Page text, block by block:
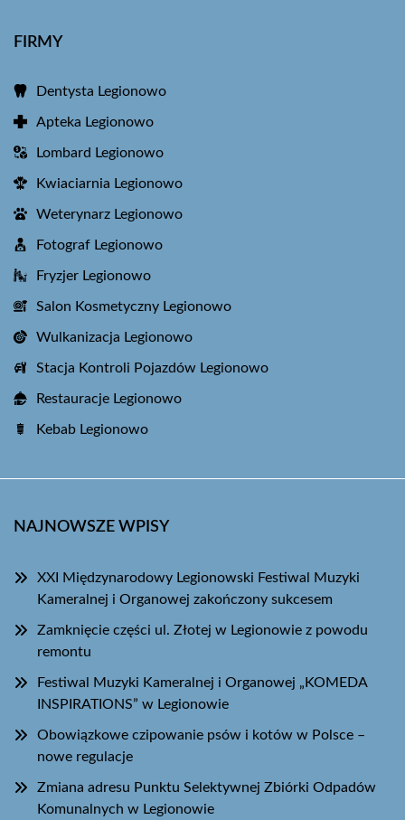
FIRMY
Dentysta Legionowo
Apteka Legionowo
Lombard Legionowo
Kwiaciarnia Legionowo
Weterynarz Legionowo
Fotograf Legionowo
Fryzjer Legionowo
Salon Kosmetyczny Legionowo
Wulkanizacja Legionowo
Stacja Kontroli Pojazdów Legionowo
Restauracje Legionowo
Kebab Legionowo
NAJNOWSZE WPISY
XXI Międzynarodowy Legionowski Festiwal Muzyki
Kameralnej i Organowej zakończony sukcesem
Zamknięcie części ul. Złotej w Legionowie z powodu
remontu
Festiwal Muzyki Kameralnej i Organowej „KOMEDA
INSPIRATIONS” w Legionowie
Obowiązkowe czipowanie psów i kotów w Polsce –
nowe regulacje
Zmiana adresu Punktu Selektywnej Zbiórki Odpadów
Komunalnych w Legionowie